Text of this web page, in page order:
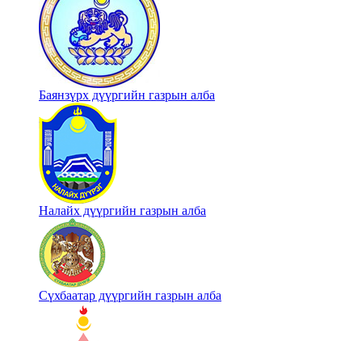
Баянзүрх дүүргийн газрын алба
Налайх дүүргийн газрын алба
Сүхбаатар дүүргийн газрын алба